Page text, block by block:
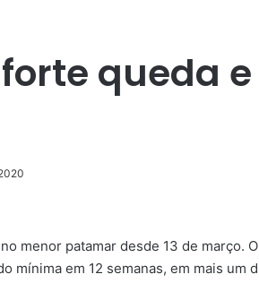
queda
menor patamar desde 13 de março.
mínima em 12 semanas, em mais um